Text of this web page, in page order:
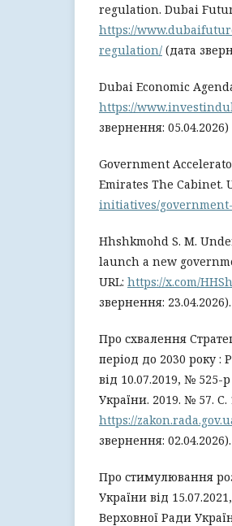
regulation. Dubai
https://
regulation/ (дата
Dubai Economic
https://
звернення: 05.04.2026)
Government
Emirates The Cabinet.
initiatives/
Hhshkmohd S. M.
launch a new
URL: https://x.com/
звернення: 23.04.2026).
Про схвалення
період до 2030 року :
від 10.07.2019, № 525-
України. 2019. № 57. С.
https://
звернення: 02.04.2026).
Про стимулювання
України від
Верховної Ради